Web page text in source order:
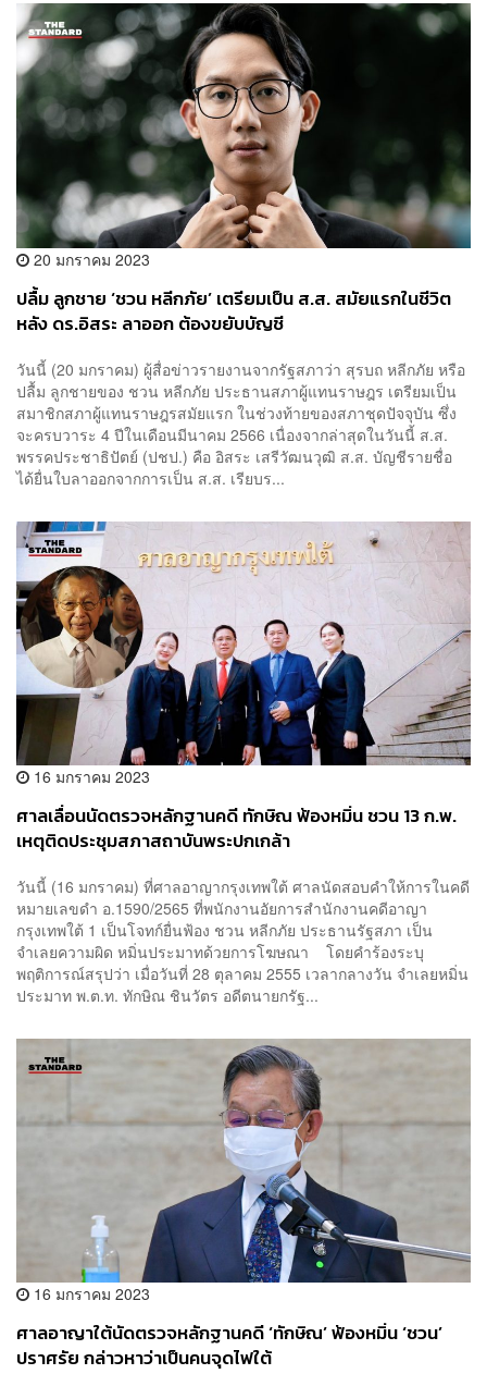
20 มกราคม 2023
ปลื้ม ลูกชาย ‘ชวน หลีกภัย’ เตรียมเป็น ส.ส. สมัยแรกในชีวิต
หลัง ดร.อิสระ ลาออก ต้องขยับบัญชี
วันนี้ (20 มกราคม) ผู้สื่อข่าวรายงานจากรัฐสภาว่า สุรบถ หลีกภัย หรือ
ปลื้ม ลูกชายของ ชวน หลีกภัย ประธานสภาผู้แทนราษฎร เตรียมเป็น
สมาชิกสภาผู้แทนราษฎรสมัยแรก ในช่วงท้ายของสภาชุดปัจจุบัน ซึ่ง
จะครบวาระ 4 ปีในเดือนมีนาคม 2566 เนื่องจากล่าสุดในวันนี้ ส.ส.
พรรคประชาธิปัตย์ (ปชป.) คือ อิสระ เสรีวัฒนวุฒิ ส.ส. บัญชีรายชื่อ
ได้ยื่นใบลาออกจากการเป็น ส.ส. เรียบร...
16 มกราคม 2023
ศาลเลื่อนนัดตรวจหลักฐานคดี ทักษิณ ฟ้องหมิ่น ชวน 13 ก.พ.
เหตุติดประชุมสภาสถาบันพระปกเกล้า
วันนี้ (16 มกราคม) ที่ศาลอาญากรุงเทพใต้ ศาลนัดสอบคำให้การในคดี
หมายเลขดำ อ.1590/2565 ที่พนักงานอัยการสำนักงานคดีอาญา
กรุงเทพใต้ 1 เป็นโจทก์ยื่นฟ้อง ชวน หลีกภัย ประธานรัฐสภา เป็น
จำเลยความผิด หมิ่นประมาทด้วยการโฆษณา โดยคำร้องระบุ
พฤติการณ์สรุปว่า เมื่อวันที่ 28 ตุลาคม 2555 เวลากลางวัน จำเลยหมิ่น
ประมาท พ.ต.ท. ทักษิณ ชินวัตร อดีตนายกรัฐ...
16 มกราคม 2023
ศาลอาญาใต้นัดตรวจหลักฐานคดี ‘ทักษิณ’ ฟ้องหมิ่น ‘ชวน’
ปราศรัย กล่าวหาว่าเป็นคนจุดไฟใต้